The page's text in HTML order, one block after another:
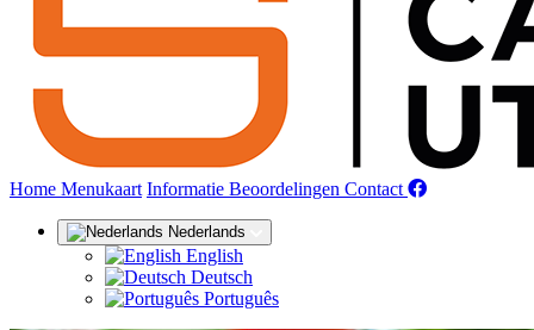
Home (huidige)
Menukaart Informatie Beoordelingen Contact
Nederlands
English
Deutsch
Português